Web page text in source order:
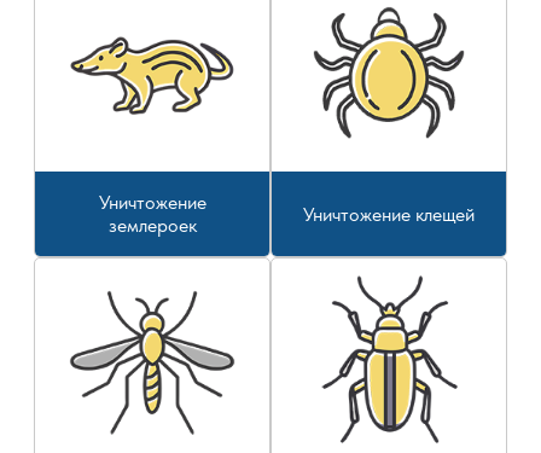
Уничтожение
землероек
Уничтожение клещей